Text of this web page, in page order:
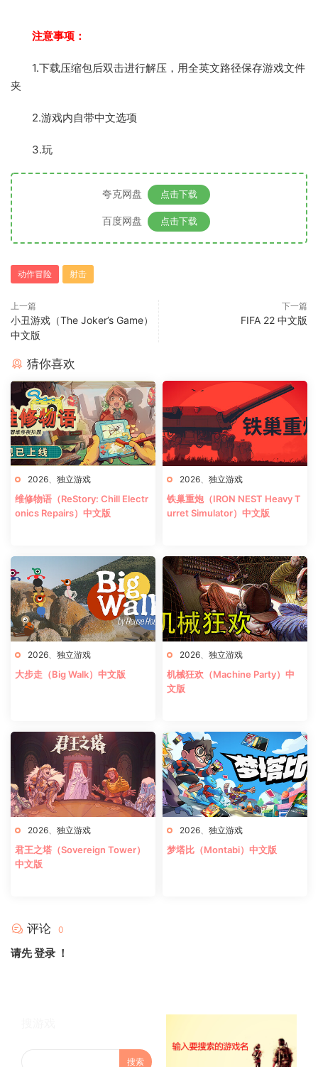
注意事项：
1.下载压缩包后双击进行解压，用全英文路径保存游戏文件
夹
2.游戏内自带中文选项
3.玩
夸克网盘 点击下载
百度网盘 点击下载
动作冒险 射击
上一篇
小丑游戏（The Joker’s Game）
中文版
下一篇
FIFA 22 中文版
猜你喜欢
2026、 独立游戏
维修物语（ReStory: Chill Electr
onics Repairs）中文版
2026、 独立游戏
铁巢重炮（IRON NEST Heavy T
urret Simulator）中文版
2026、 独立游戏
大步走（Big Walk）中文版
2026、 独立游戏
机械狂欢（Machine Party）中
文版
2026、 独立游戏
君王之塔（Sovereign Tower）
中文版
2026、 独立游戏
梦塔比（Montabi）中文版
评论 0
请先登录 ！